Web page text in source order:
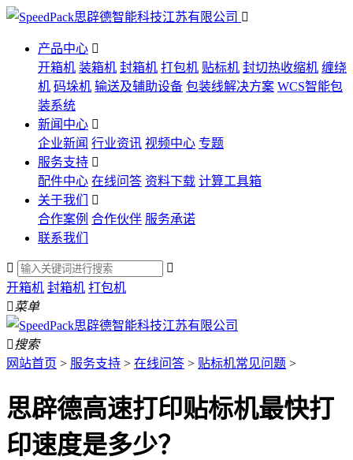

产品中心 
开箱机 装箱机 封箱机 打包机 贴标机 封切热收缩机 缠绕
机 码垛机 输送及辅助设备 包装线解决方案 WCS智能包
装系统
新闻中心 
企业新闻 行业资讯 视频中心 专题
服务支持 
配件中心 在线问答 资料下载 计算工具箱
关于我们

合作案例 合作伙伴 服务承诺
联系我们


开箱机 封箱机 打包机
菜单
搜索
网站首页 > 服务支持 > 在线问答 > 贴标机常见问题 >
思辟德高速打印贴标机最快打
印速度是多少？